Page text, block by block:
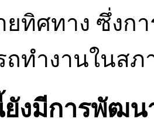
ทิศทาง ซึ่งก
ถทำงานในส
งมีการพัฒน